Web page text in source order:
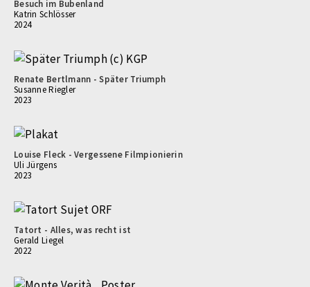
Besuch im Bubenland
Katrin Schlösser
2024
Renate Bertlmann - Später Triumph
Susanne Riegler
2023
Louise Fleck - Vergessene Filmpionierin
Uli Jürgens
2023
Tatort - Alles, was recht ist
Gerald Liegel
2022